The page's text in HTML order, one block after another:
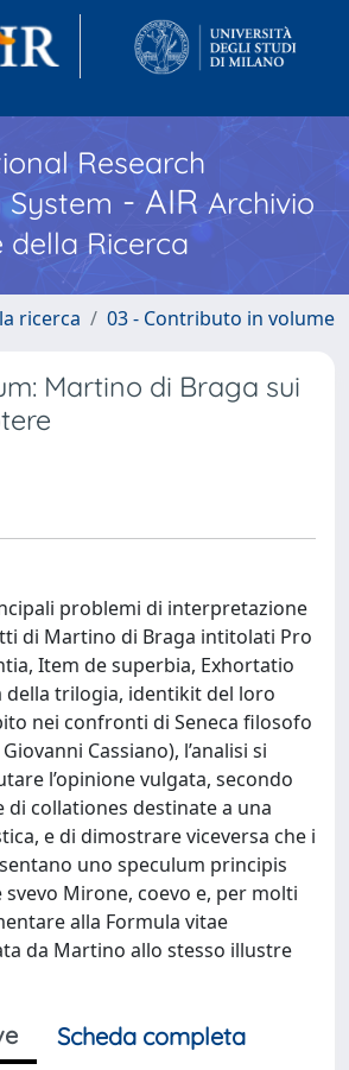
Research
- AIR Archivio
della Ricerca
ricerca 03 - Contributo in volume
Martino di Braga sui
problemi di interpretazione
di Martino di Braga intitolati Pro
Item de superbia, Exhortatio
trilogia, identikit del loro
nei confronti di Seneca filosofo
Cassiano), l’analisi si
l’opinione vulgata, secondo
collationes destinate a una
e di dimostrare viceversa che i
uno speculum principis
Mirone, coevo e, per molti
alla Formula vitae
da Martino allo stesso illustre
Scheda completa